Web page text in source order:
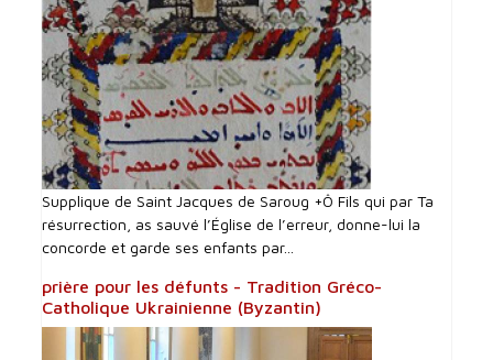
Supplique de Saint Jacques de Saroug +Ô Fils qui par Ta
résurrection, as sauvé l’Église de l’erreur, donne-lui la
concorde et garde ses enfants par...
prière pour les défunts - Tradition Gréco-
Catholique Ukrainienne (Byzantin)